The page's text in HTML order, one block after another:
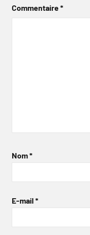
Commentaire*
Nom*
E-mail *